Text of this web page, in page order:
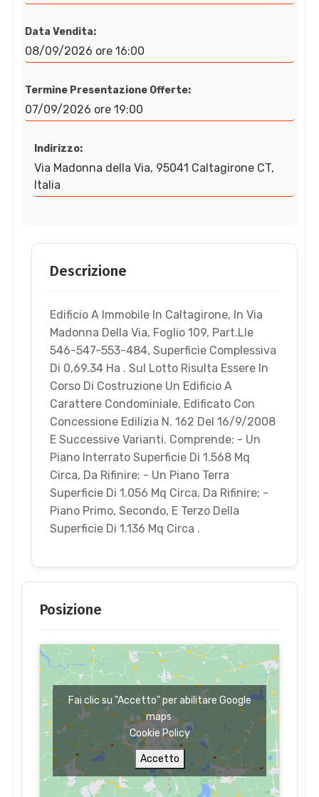
Data Vendita:
08/09/2026 ore 16:00
Termine Presentazione Offerte:
07/09/2026 ore 19:00
Indirizzo:
Via Madonna della Via, 95041 Caltagirone CT,
Italia
Descrizione
Edificio A Immobile In Caltagirone, In Via
Madonna Della Via, Foglio 109, Part.Lle
546-547-553-484, Superficie Complessiva
Di 0,69.34 Ha . Sul Lotto Risulta Essere In
Corso Di Costruzione Un Edificio A
Carattere Condominiale, Edificato Con
Concessione Edilizia N. 162 Del 16/9/2008
E Successive Varianti. Comprende: - Un
Piano Interrato Superficie Di 1.568 Mq
Circa, Da Rifinire; - Un Piano Terra
Superficie Di 1.056 Mq Circa, Da Rifinire; -
Piano Primo, Secondo, E Terzo Della
Superficie Di 1.136 Mq Circa .
Posizione
Fai clic su "Accetto" per abilitare Google
maps
Cookie Policy
Accetto